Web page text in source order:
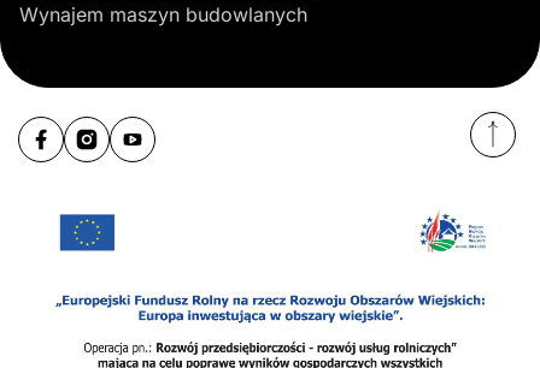
Wynajem maszyn budowlanych